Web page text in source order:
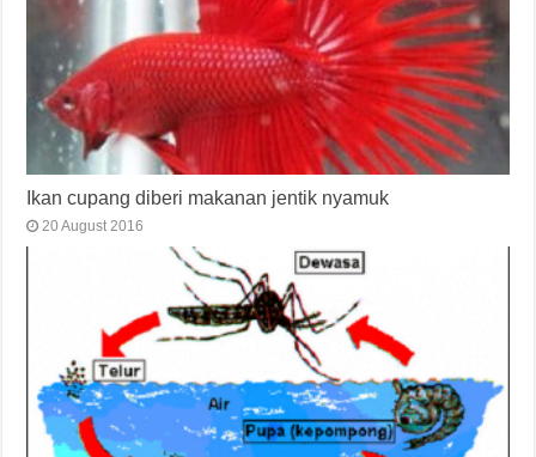
Ikan cupang diberi makanan jentik nyamuk
20 August 2016